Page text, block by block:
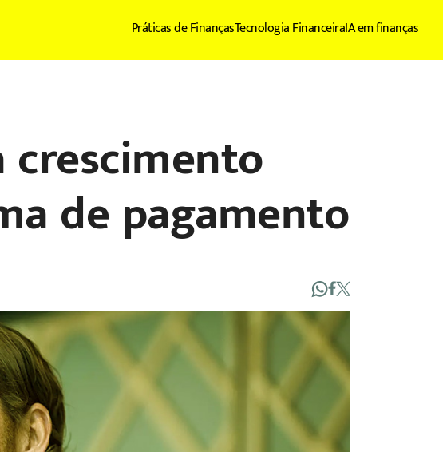
Práticas de FinançasTecnologia FinanceiraIA em finanças
crescimento
de pagamento